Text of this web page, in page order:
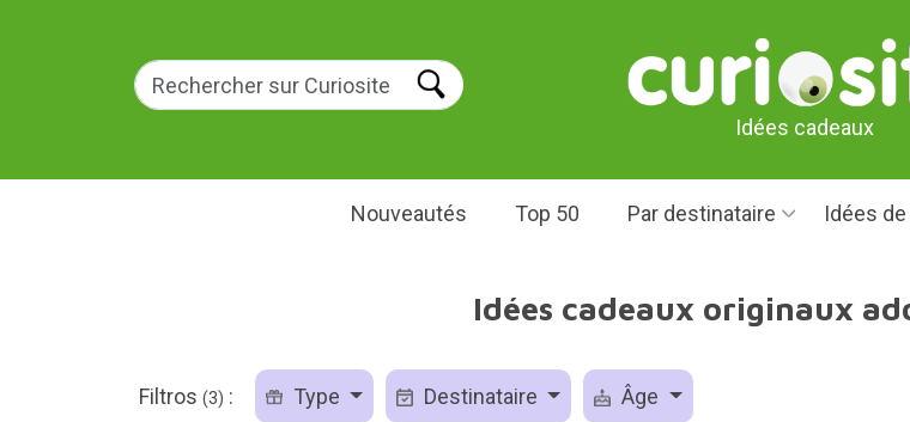
Idées cadeaux
Nouveautés Top 50 Par destinataire Idées
Idées cadeaux originaux
Filtros (3) : Type Destinataire Âge